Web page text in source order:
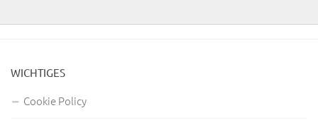
WICHTIGES
Cookie Policy